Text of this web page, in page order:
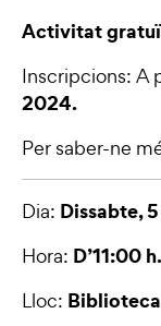
Activitat
Inscripcions: A
2024.
Per saber-ne
Dia: Dissabte,
Hora: D’11:00
Lloc: